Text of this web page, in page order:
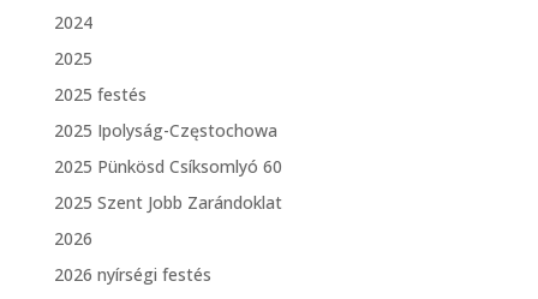
2024
2025
2025 festés
2025 Ipolyság-Częstochowa
2025 Pünkösd Csíksomlyó 60
2025 Szent Jobb Zarándoklat
2026
2026 nyírségi festés